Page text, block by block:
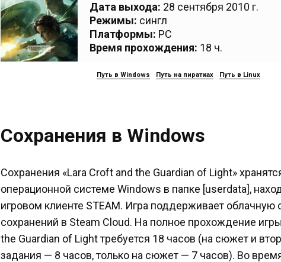
Дата выхода: 28 сентября 2010 г.
Режимы: сингл
Платформы: PC
Время прохождения: 18 ч.
Путь в Windows Путь на пиратках Путь в Linux
Сохранения в Windows
Сохранения «Lara Croft and the Guardian of Light»
операционной системе Windows в папке [userdata],
игровом клиенте STEAM. Игра поддерживает облачную
сохранений в Steam Cloud. На полное прохождение
the Guardian of Light требуется 18 часов (на сюжет и
задания — 8 часов, только на сюжет — 7 часов). Во